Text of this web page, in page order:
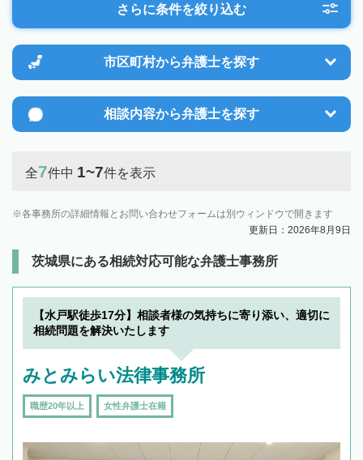
さらに条件を絞り込む
市区町村から弁護士を探す
相談内容から弁護士を探す
全7件中 1~7件を表示
各事務所の詳細情報とお問い合わせフォームは別ウィンドウで開きます
更新日：2026年8月9日
茨城県にある相続対応可能な弁護士事務所
【水戸駅徒歩17分】相談者様の気持ちに寄り添い、適切に
相続問題を解決いたします
みとみらい法律事務所
職歴20年以上 女性弁護士在籍